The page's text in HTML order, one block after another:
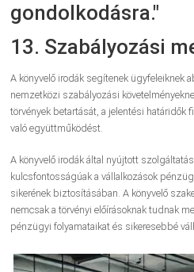
gondolkodásra."
13. Szabályozási
A könyvelő irodák segítenek ügyfeleiknek
nemzetközi szabályozási
törvények betartását, a jelentési határidők
való együttműködést.
A könyvelő irodák által nyújtott
kulcsfontosságúak a vállalkozások
sikerének biztosításában. A könyvelő
nemcsak a törvényi előírásoknak tudnak
pénzügyi folyamataikat és sikeresebbé